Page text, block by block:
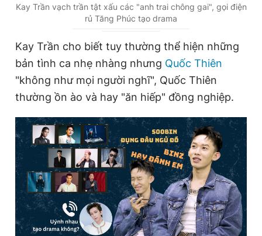
u
n
t
i
m
u
o
Kay Trần vạch trần tật xấu các "anh trai chông gai", gọi điện
rủ Tăng Phúc tạo drama
Kay Trần cho biết tuy thường thể hiện những
bản tình ca nhẹ nhàng nhưng Quốc Thiên
"không như mọi người nghĩ", Quốc Thiên
thường ồn ào và hay "ăn hiếp" đồng nghiệp.